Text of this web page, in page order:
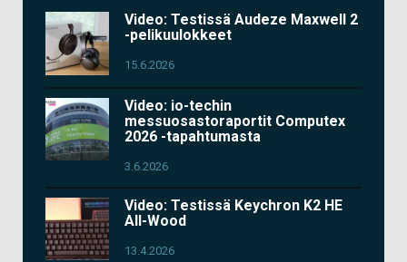
Video: Testissä Audeze Maxwell 2
-pelikuulokkeet
15.6.2026
Video: io-techin
messuosastoraportit Computex
2026 -tapahtumasta
3.6.2026
Video: Testissä Keychron K2 HE
All-Wood
13.4.2026